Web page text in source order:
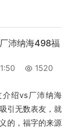
沛纳海498福
1520
绍vs厂沛纳海
引无数表友，就
的，福字的来源